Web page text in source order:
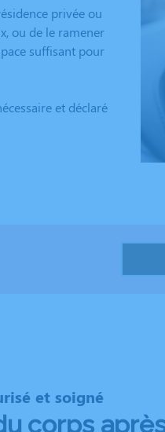
privée ou
ou de le ramener
suffisant pour
et déclaré
et soigné
corps